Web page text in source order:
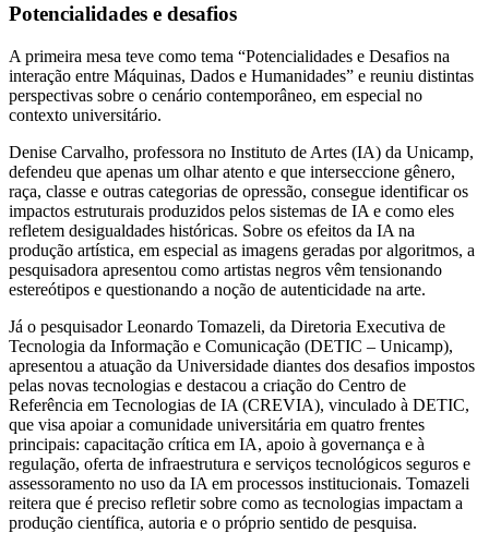
Potencialidades e desafios
A primeira mesa teve como tema “Potencialidades e Desafios na
interação entre Máquinas, Dados e Humanidades” e reuniu distintas
perspectivas sobre o cenário contemporâneo, em especial no
contexto universitário.
Denise Carvalho, professora no Instituto de Artes (IA) da Unicamp,
defendeu que apenas um olhar atento e que interseccione gênero,
raça, classe e outras categorias de opressão, consegue identificar os
impactos estruturais produzidos pelos sistemas de IA e como eles
refletem desigualdades históricas. Sobre os efeitos da IA na
produção artística, em especial as imagens geradas por algoritmos, a
pesquisadora apresentou como artistas negros vêm tensionando
estereótipos e questionando a noção de autenticidade na arte.
Já o pesquisador Leonardo Tomazeli, da Diretoria Executiva de
Tecnologia da Informação e Comunicação (DETIC – Unicamp),
apresentou a atuação da Universidade diantes dos desafios impostos
pelas novas tecnologias e destacou a criação do Centro de
Referência em Tecnologias de IA (CREVIA), vinculado à DETIC,
que visa apoiar a comunidade universitária em quatro frentes
principais: capacitação crítica em IA, apoio à governança e à
regulação, oferta de infraestrutura e serviços tecnológicos seguros e
assessoramento no uso da IA em processos institucionais. Tomazeli
reitera que é preciso refletir sobre como as tecnologias impactam a
produção científica, autoria e o próprio sentido de pesquisa.